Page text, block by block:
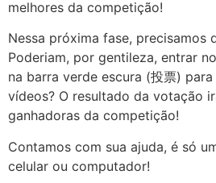
melhores da competição!
Nessa próxima fase, precisamos
Poderiam, por gentileza, entrar
na barra verde escura (投票)
vídeos? O resultado da votação
ganhadoras da competição!
Contamos com sua ajuda, é só
celular ou computador!